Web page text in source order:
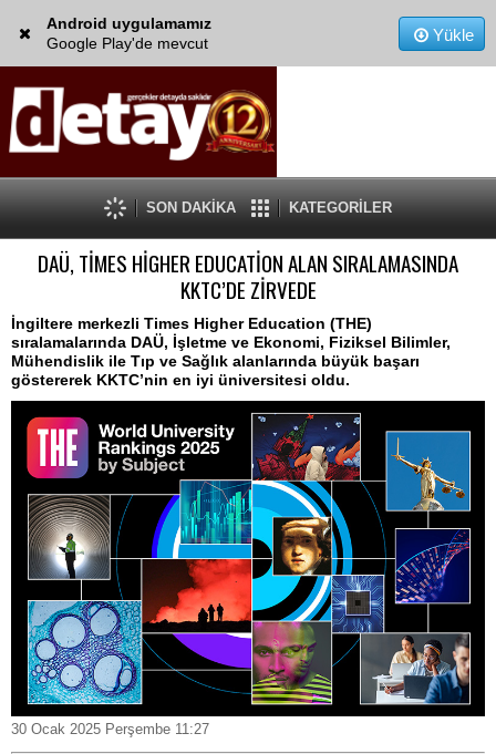
Android uygulamamız
Google Play'de mevcut
Yükle
SON DAKİKA KATEGORİLER
DAÜ, TİMES HİGHER EDUCATİON ALAN SIRALAMASINDA
KKTC’DE ZİRVEDE
İngiltere merkezli Times Higher Education (THE)
sıralamalarında DAÜ, İşletme ve Ekonomi, Fiziksel Bilimler,
Mühendislik ile Tıp ve Sağlık alanlarında büyük başarı
göstererek KKTC’nin en iyi üniversitesi oldu.
30 Ocak 2025 Perşembe 11:27